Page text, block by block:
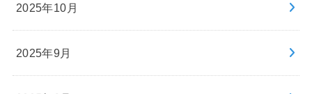
2025年10月
2025年9月